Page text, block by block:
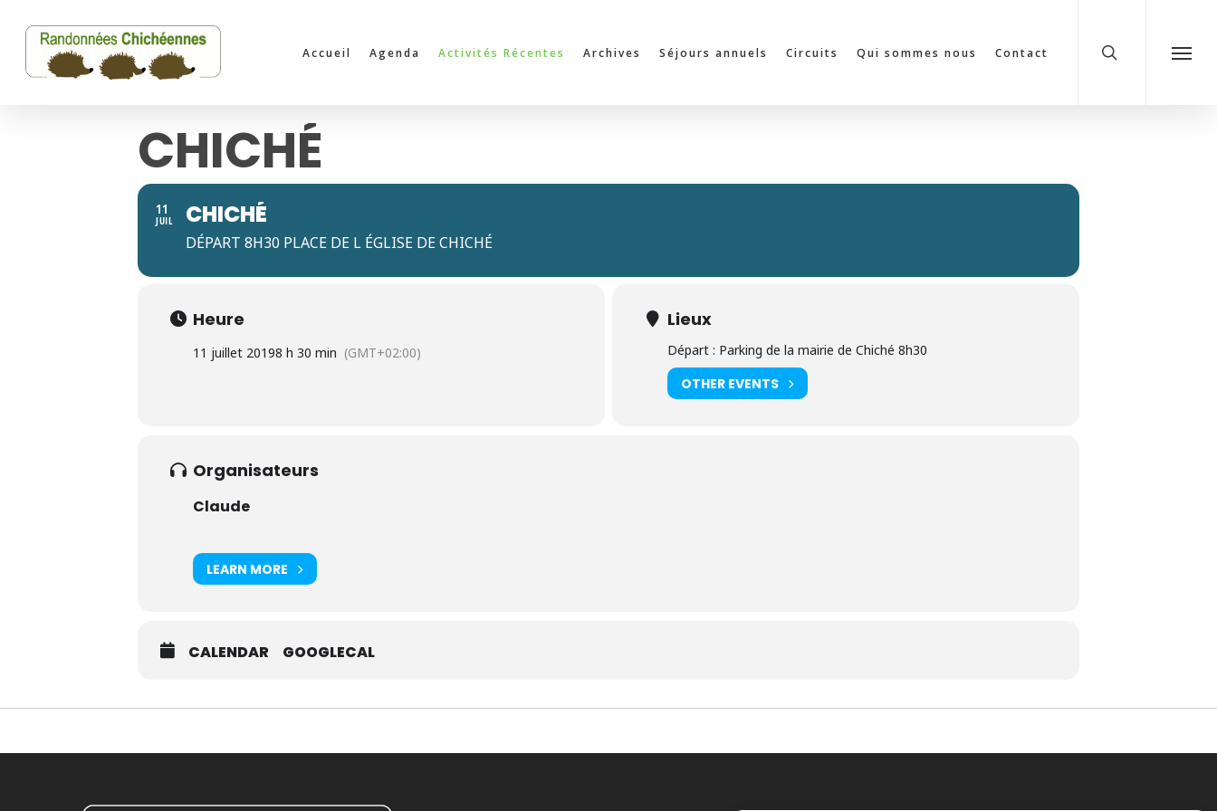
content
Accueil Agenda Activités Récentes Archives Séjours annuels Circuits Qui sommes nous Contact Menu
CHICHÉ
11
JUIL CHICHÉ
DÉPART 8H30 PLACE DE L ÉGLISE DE CHICHÉ
Heure
11 juillet 20198 h 30 min (GMT+02:00)
Lieux
Départ : Parking de la mairie de Chiché 8h30
OTHER EVENTS
Organisateurs
Claude
LEARN MORE
CALENDAR GOOGLECAL